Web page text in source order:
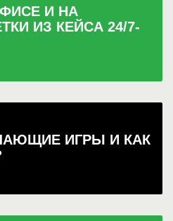
И НА
ИЗ КЕЙСА 24/7-
ИГРЫ И КАК